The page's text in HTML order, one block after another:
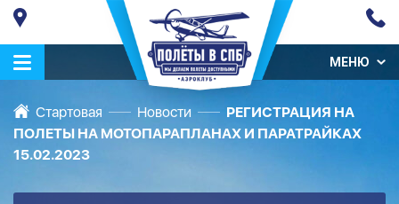
МЕНЮ
Стартовая Новости
РЕГИСТРАЦИЯ НА
ПОЛЕТЫ НА МОТОПАРАПЛАНАХ И ПАРАТРАЙКАХ
15.02.2023